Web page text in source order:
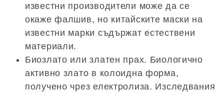
известни производители може да се
окаже фалшив, но китайските маски на
известни марки съдържат естествени
материали.
Биозлато или златен прах. Биологично
активно злато в колоидна форма,
получено чрез електролиза. Изследвания